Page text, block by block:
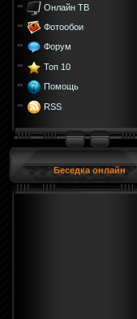
Онлайн ТВ
Фотообои
Форум
Топ 10
Помощь
RSS
Беседка онлайн